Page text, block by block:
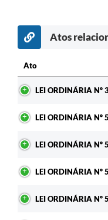
Atos
Ato
LEI ORDINÁRIA Nº
LEI ORDINÁRIA Nº
LEI ORDINÁRIA Nº
LEI ORDINÁRIA Nº
LEI ORDINÁRIA Nº